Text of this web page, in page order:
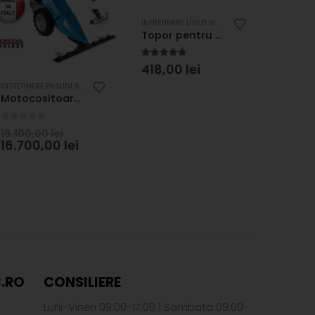
AGRICOLE
Motocositoare Bertolini 143 GX270 / 127SP
16.700,00 lei
Topor pentru despicat 3.7 kg, coada NOVAMAX cu protectie
5.00 out of 5
418,00 lei
CONSILIERE
Luni-Vineri 09:00-17:00 | Sambata 09:00-